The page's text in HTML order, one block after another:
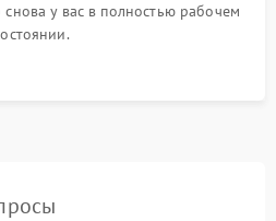
у вас в полностью рабочем